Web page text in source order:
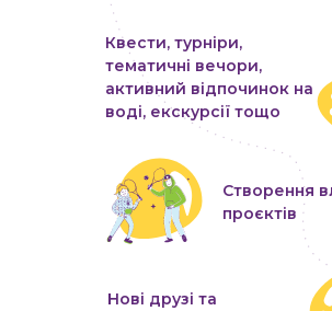
Квести, турніри,
тематичні вечори,
активний відпочинок на
воді, екскурсії тощо
Створення
проєктів
Нові друзі та